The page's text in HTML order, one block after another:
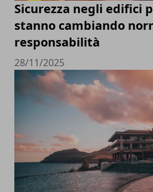
Sicurezza negli edifici
stanno cambiando
responsabilità
28/11/2025